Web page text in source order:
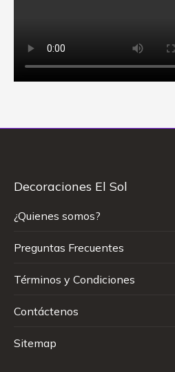
Decoraciones El Sol
¿Quienes somos?
Preguntas Frecuentes
Términos y Condiciones
Contáctenos
Sitemap